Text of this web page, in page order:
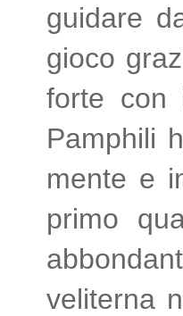
guidare
gioco
forte con
Pamphili
mente e
primo
veliterna